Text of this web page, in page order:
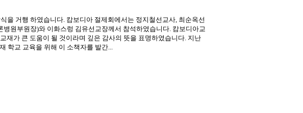
을 거행 하였습니다. 캄보디아 절제회에서는 정지철선교사, 최순옥선
원부원장)와 이화스렁 김유선교장께서 참석하였습니다. 캄보디아교
재가 큰 도움이 될 것이라며 깊은 감사의 뜻을 표명하였습니다. 지난
학교 교육을 위해 이 소책자를 발간...